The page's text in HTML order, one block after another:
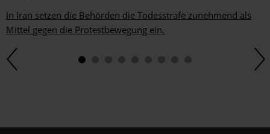
In Iran setzen die Behörden die Todesstrafe zunehmend als
Mittel gegen die Protestbewegung ein.